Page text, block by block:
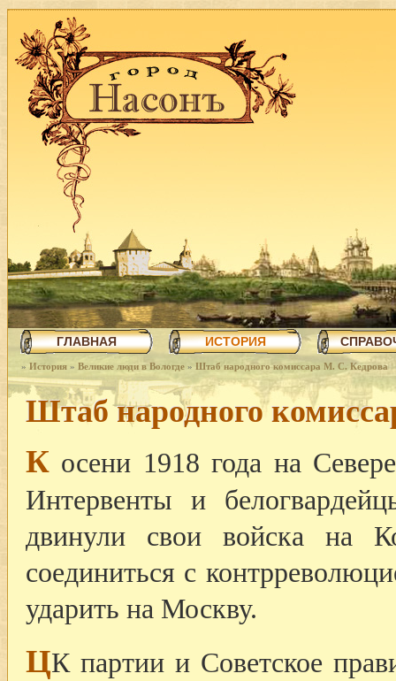
ГЛАВНАЯ ИСТОРИЯ
» История » Великие люди в Вологде » Штаб народного комиссара М. С. Кедрова
Штаб народного
К осени 1918 года на
Интервенты и
двинули свои войска на
соединиться с
ударить на Москву.
ЦК партии и Советское